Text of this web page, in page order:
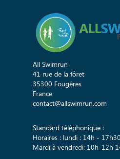
All Swimrun
41 rue de la fôret
35300 Fougères
France
contact@allswimrun.com
Standard téléphonique :
Horaires : lundi : 14h - 17h30
Mardi à vendredi: 10h-12h